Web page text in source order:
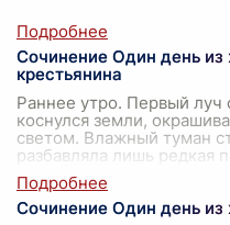
Сочинение Один день из
крестьянина
Раннее утро. Первый луч
коснулся земли,
светом. Влажный туман
разбавляла лишь редкая
Сочинение Один день из